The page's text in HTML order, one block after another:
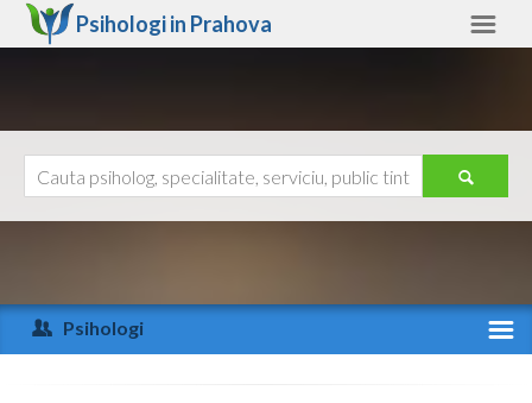
Psihologi in Prahova
Arad
Arges
Ajutor
Psihologi